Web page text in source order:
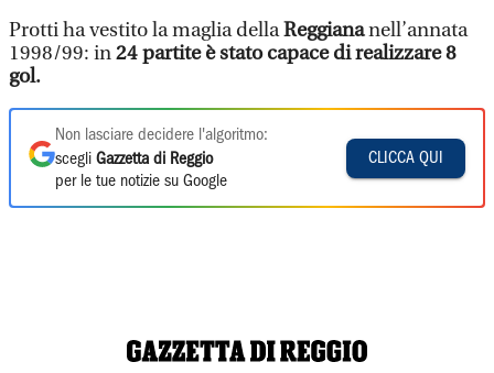
Protti ha vestito la maglia dellaReggiananell’annata
1998/99: in24 partite è stato capace di realizzare 8
gol.
Non lasciare decidere l'algoritmo:
scegli Gazzetta di Reggio
per le tue notizie su Google
CLICCA QUI